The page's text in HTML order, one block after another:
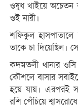
ওষুধ খাইয়ে অচেতন
ওই নারী।
শফিকুল হাসপাতালে
তাকে চা দিয়েছিল।
কদমতলী থানার
কৌশলে বাসার
হয়ে যায়। এরপরই
রশি পেঁচিয়ে